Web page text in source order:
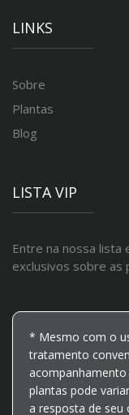
LINKS
Sobre
Plantas
Blog
LISTA VIP
Entre na nossa lista
exclusivos sobre as
* Mesmo com o
tratamento
plantas pode
a resposta de seu